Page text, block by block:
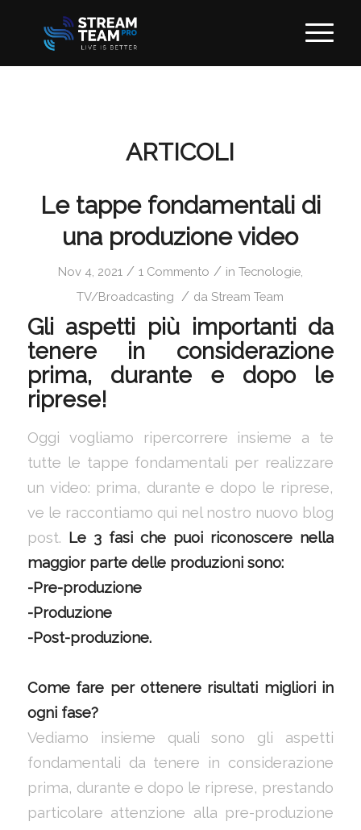
ARTICOLI
Le tappe fondamentali di
una produzione video
Nov 4, 2021 / 1 Commento / in Tecnologie,
TV/Broadcasting
/ daStream Team
Gli aspetti più importanti da
tenere in considerazione
prima, durante e dopo le
riprese!
Oggi vogliamo ripercorrere insieme a te
tutte le tappe fondamentali per realizzare
un video: prima, durante e dopo le riprese,
ve le raccontiamo qui nel nostro nuovo blog
post. Le 3 fasi che puoi riconoscere nella
maggior parte delle produzioni sono:
-Pre-produzione
-Produzione
-Post-produzione.
Come fare per ottenere risultati migliori in
ogni fase?
Vediamo insieme quali sono gli aspetti
fondamentali da tenere in considerazione
prima, durante e dopo le riprese, prestando
particolare attenzione alla pre-produzione